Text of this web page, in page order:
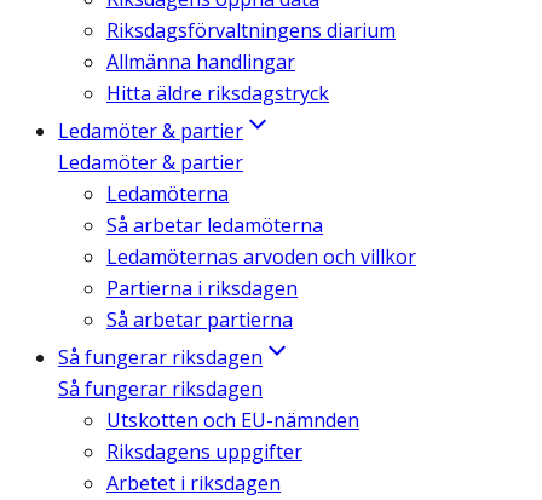
Riksdagsförvaltningens diarium
Allmänna handlingar
Hitta äldre riksdagstryck
Ledamöter & partier
Ledamöter & partier
Ledamöterna
Så arbetar ledamöterna
Ledamöternas arvoden och villkor
Partierna i riksdagen
Så arbetar partierna
Så fungerar riksdagen
Så fungerar riksdagen
Utskotten och EU-nämnden
Riksdagens uppgifter
Arbetet i riksdagen